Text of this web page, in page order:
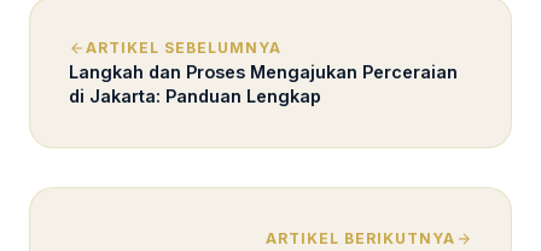
ARTIKEL SEBELUMNYA
Langkah dan Proses Mengajukan Perceraian
di Jakarta: Panduan Lengkap
ARTIKEL BERIKUTNYA